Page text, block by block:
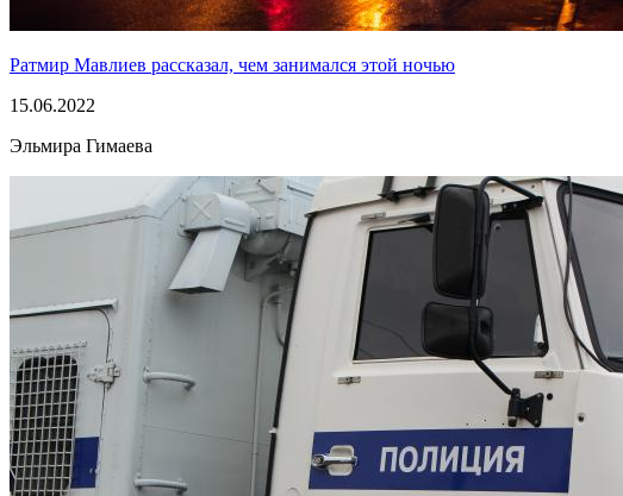
Ратмир Мавлиев рассказал, чем занимался этой ночью
15.06.2022
Эльмира Гимаева